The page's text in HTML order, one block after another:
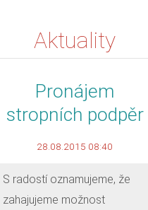
Aktuality
Pronájem
stropních podpěr
28.08.2015 08:40
S radostí oznamujeme, že
zahajujeme možnost